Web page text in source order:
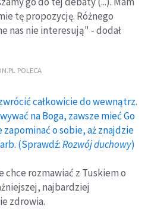
tę propozycję. Różnego
nas nie interesują" - dodał
POLECA
całkowicie do wewnątrz.
na Boga, zawsze mieć Go
o sobie, aż znajdzie
(Sprawdź:Rozwój duchowy)
chce rozmawiać z Tuskiem o
najbardziej
zdrowia.